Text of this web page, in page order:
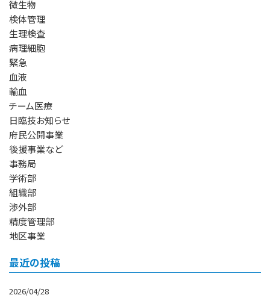
微生物
検体管理
生理検査
病理細胞
緊急
血液
輸血
チーム医療
日臨技お知らせ
府民公開事業
後援事業など
事務局
学術部
組織部
渉外部
精度管理部
地区事業
最近の投稿
2026/04/28